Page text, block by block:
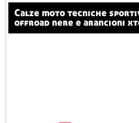
calze moto tecniche sportive invernali compression
offroad nere e arancioni